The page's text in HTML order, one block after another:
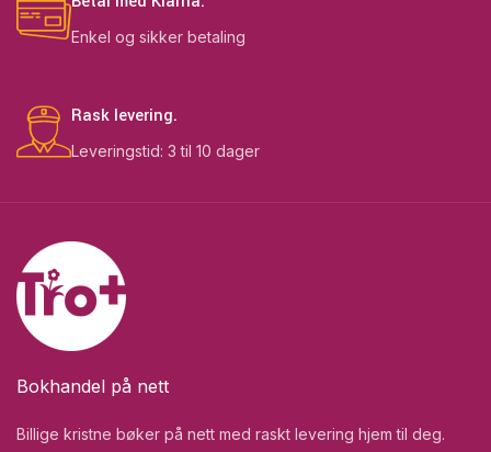
Enkel og sikker betaling
Rask levering.
Leveringstid: 3 til 10 dager
Bokhandel på nett
Billige kristne bøker på nett med raskt levering hjem til deg.